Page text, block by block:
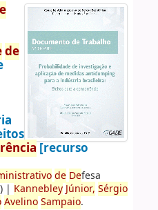
de
[recurso
de Defesa
)| Kannebley Júnior, Sérgio
Avelino Sampaio.